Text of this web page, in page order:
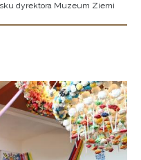
dyrektora Muzeum Ziemi